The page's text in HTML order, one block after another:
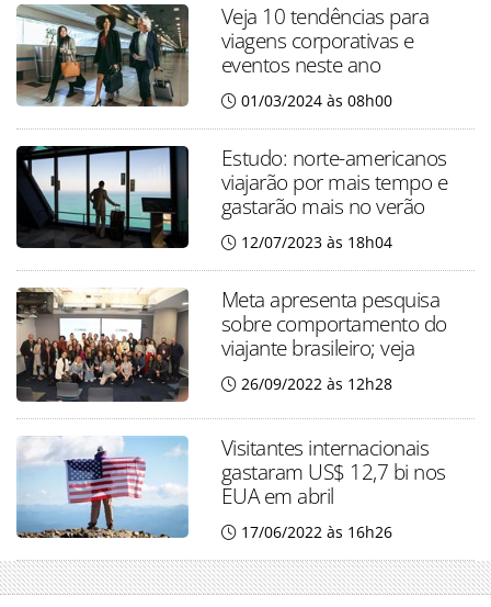
Veja 10 tendências para
viagens corporativas e
eventos neste ano
01/03/2024 às 08h00
Estudo: norte-americanos
viajarão por mais tempo e
gastarão mais no verão
12/07/2023 às 18h04
Meta apresenta pesquisa
sobre comportamento do
viajante brasileiro; veja
26/09/2022 às 12h28
Visitantes internacionais
gastaram US$ 12,7 bi nos
EUA em abril
17/06/2022 às 16h26